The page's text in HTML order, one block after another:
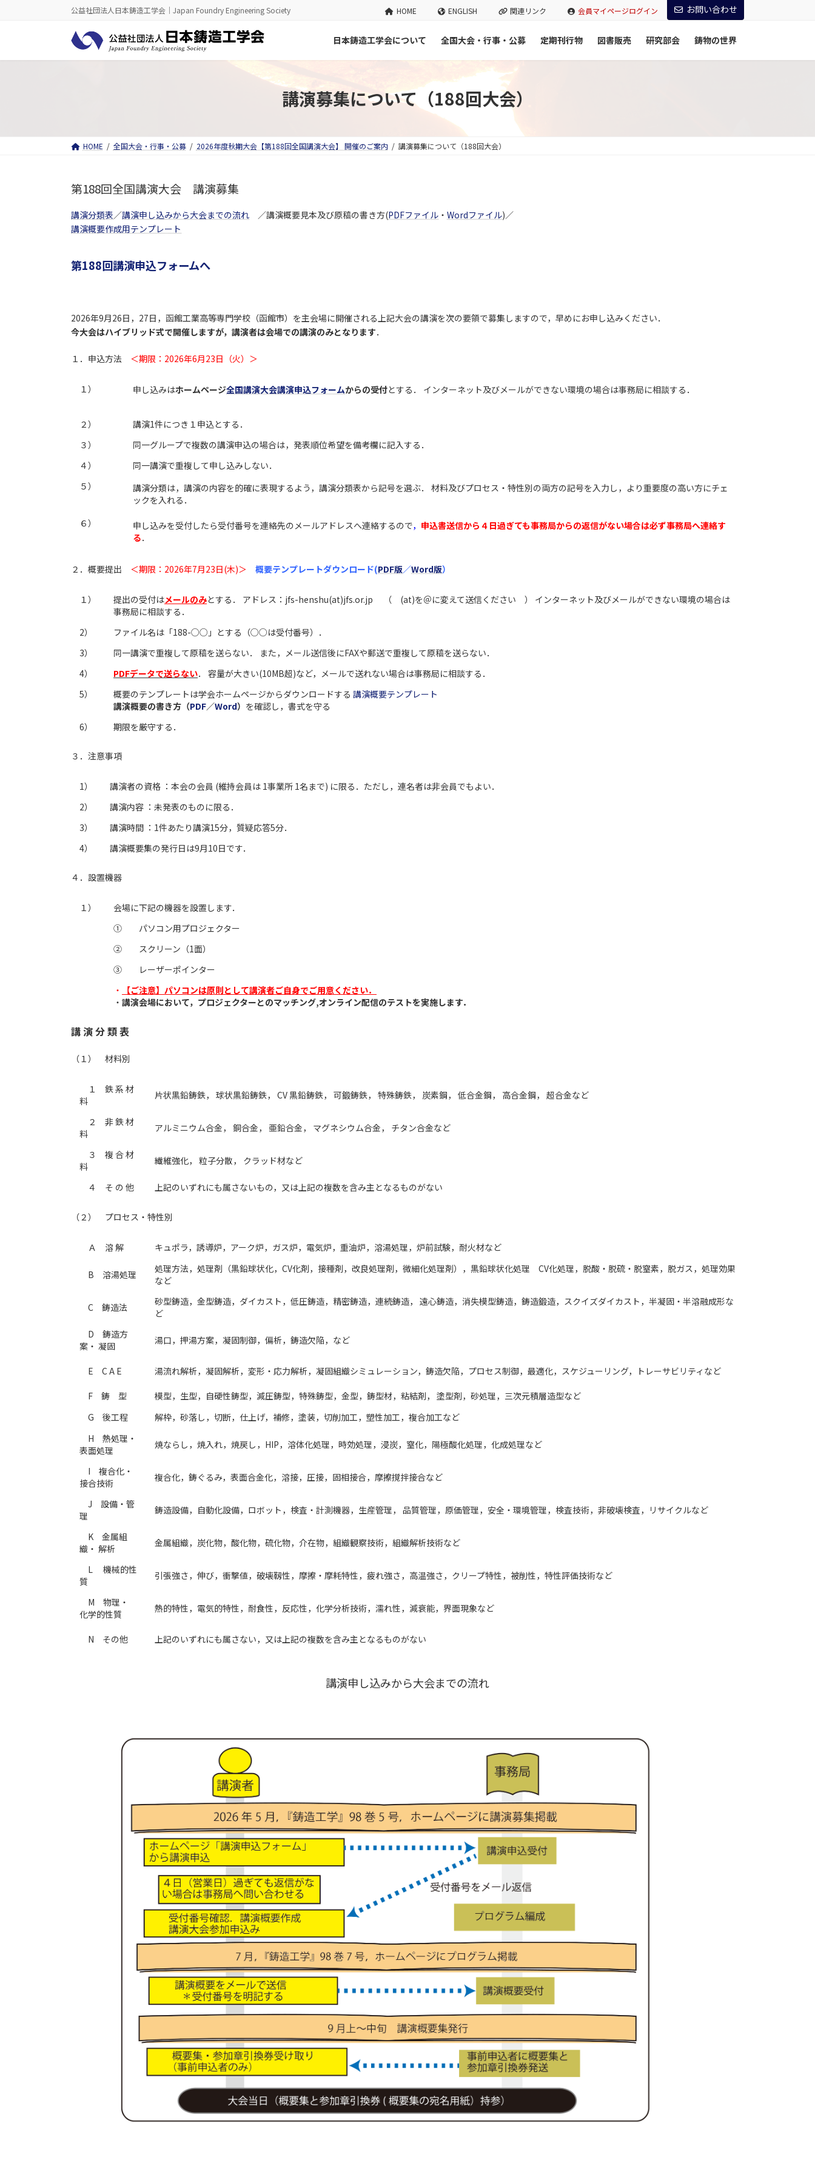
公益社団法人日本鋳造工学会｜Japan Foundry Engineering Society HOME ENGLISH 関連リンク 会員マイページログイン お問い合わせ
日本鋳造工学会について 全国大会・行事・公募 定期刊行物 図書販売 研究部会 鋳物の世界
講演募集について（188回大会）
HOME 全国大会・行事・公募 2026年度秋期大会【第188回全国講演大会】 開催のご案内 講演募集について（188回大会）
第188回全国講演大会 講演募集
講演分類表／講演申し込みから大会までの流れ ／講演概要見本及び原稿の書き方(PDFファイル ・ Wordファイル)／
講演概要作成用テンプレート
第188回講演申込フォームへ
2026年9月26日，27日，函館工業高等専門学校（函館市）を主会場に開催される上記大会の講演を次の要領で募集しますので，早めにお申し込みください．
今大会はハイブリッド式で開催しますが，講演者は会場での講演のみとなります．
１．申込方法 ＜期限：2026年6月23日（火）＞
１） 申し込みはホームページ全国講演大会講演申込フォームからの受付とする． インターネット及びメールができない環境の場合は事務局に相談する．
２）
講演1件につき１申込とする．
３）
同一グループで複数の講演申込の場合は，発表順位希望を備考欄に記入する．
４）
同一講演で重複して申し込みしない．
５）
講演分類は，講演の内容を的確に表現するよう，講演分類表から記号を選ぶ． 材料及びプロセス・特性別の両方の記号を入力し，より重要度の高い方にチェ
ックを入れる．
６）
申し込みを受付したら受付番号を連絡先のメールアドレスへ連絡するので， 申込書送信から４日過ぎても事務局からの返信がない場合は必ず事務局へ連絡す
る．
２．概要提出 ＜期限：2026年7月23日(木)＞ 概要テンプレートダウンロード(PDF版／Word版）
１） 提出の受付はメールのみとする． アドレス：jfs-henshu(at)jfs.or.jp （ (at)を＠に変えて送信ください ） インターネット及びメールができない環境の場合は
事務局に相談する．
2）
ファイル名は「188-○○」とする（○○は受付番号）．
3）
同一講演で重複して原稿を送らない． また，メール送信後にFAXや郵送で重複して原稿を送らない．
4）
PDFデータで送らない． 容量が大きい(10MB超)など，メールで送れない場合は事務局に相談する．
5）
概要のテンプレートは学会ホームページからダウンロードする 講演概要テンプレート
講演概要の書き方（PDF／Word） を確認し，書式を守る
6）
期限を厳守する．
３．注意事項
1）
講演者の資格 ：本会の会員 (維持会員は 1事業所 1名まで) に限る．ただし，連名者は非会員でもよい．
2）
講演内容 ：未発表のものに限る．
3）
講演時間 ：1件あたり講演15分，質疑応答5分．
4）
講演概要集の発行日は9月10日です．
４．設置機器
１）
会場に下記の機器を設置します．
①
パソコン用プロジェクター
②
スクリーン（1面）
③
レーザーポインター
・
【ご注意】 パソコンは原則として講演者ご自身でご用意ください．
・ 講演会場において，プロジェクターとのマッチング,オンライン配信のテストを実施します．
講 演 分 類 表
（１） 材料別
１ 鉄 系 材
料
片状黒鉛鋳鉄， 球状黒鉛鋳鉄， CV 黒鉛鋳鉄， 可鍛鋳鉄， 特殊鋳鉄， 炭素鋼， 低合金鋼， 高合金鋼， 超合金など
２ 非 鉄 材
料
アルミニウム合金， 銅合金， 亜鉛合金， マグネシウム合金， チタン合金など
３ 複 合 材
料
繊維強化， 粒子分散， クラッド材など
４ そ の 他 上記のいずれにも属さないもの，又は上記の複数を含み主となるものがない
（２） プロセス・特性別
Ａ 溶 解 キュポラ，誘導炉，アーク炉，ガス炉，電気炉，重油炉，溶湯処理，炉前試験，耐火材など
B 溶湯処理
処理方法，処理剤（黒鉛球状化，CV化剤，接種剤，改良処理剤，微細化処理剤），黒鉛球状化処理 CV化処理，脱酸・脱硫・脱窒素，脱ガス，処理効果
など
C 鋳造法
砂型鋳造，金型鋳造，ダイカスト，低圧鋳造，精密鋳造，連続鋳造， 遠心鋳造，消失模型鋳造，鋳造鍛造，スクイズダイカスト，半凝固・半溶融成形な
ど
D 鋳造方
案・ 凝固
湯口，押湯方案，凝固制御，偏析，鋳造欠陥，など
E C A E 湯流れ解析，凝固解析，変形・応力解析，凝固組織シミュレーション，鋳造欠陥，プロセス制御，最適化，スケジューリング，トレーサビリティなど
F 鋳 型
模型，生型，自硬性鋳型，減圧鋳型，特殊鋳型，金型，鋳型材，粘結剤， 塗型剤，砂処理，三次元積層造型など
G 後工程
解枠，砂落し，切断，仕上げ，補修，塗装，切削加工，塑性加工，複合加工など
H 熱処理・
表面処理
焼ならし，焼入れ，焼戻し，HIP，溶体化処理，時効処理，浸炭，窒化，陽極酸化処理，化成処理など
I 複合化・
接合技術
複合化，鋳ぐるみ，表面合金化，溶接，圧接，固相接合，摩擦撹拌接合など
J 設備・管
理
鋳造設備，自動化設備，ロボット，検査・計測機器，生産管理， 品質管理，原価管理，安全・環境管理，検査技術，非破壊検査，リサイクルなど
K 金属組
織・ 解析
金属組織，炭化物，酸化物，硫化物，介在物，組織観察技術，組織解析技術など
L 機械的性
質
引張強さ，伸び，衝撃値，破壊靱性，摩擦・摩耗特性，疲れ強さ，高温強さ，クリープ特性，被削性，特性評価技術など
M 物理・
化学的性質
熱的特性，電気的特性，耐食性，反応性，化学分析技術，濡れ性，減衰能，界面現象など
N その他 上記のいずれにも属さない，又は上記の複数を含み主となるものがない
講演申し込みから大会までの流れ